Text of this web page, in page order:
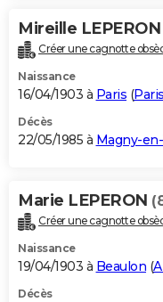
Mireille LEPERON
Créer une cagnotte
Naissance
16/04/1903 à Paris (Paris
Décès
22/05/1985 à Magny-
Marie LEPERON
Créer une cagnotte
Naissance
19/04/1903 à Beaulon (
Décès